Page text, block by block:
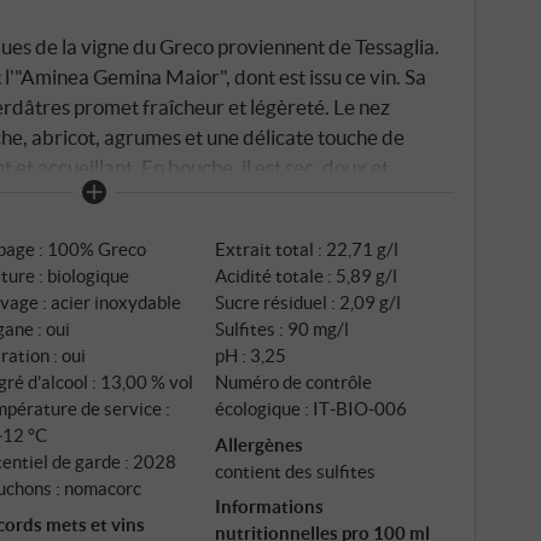
de la vigne du Greco proviennent de Tessaglia.
Gemina Maior", dont est issu ce vin. Sa
promet fraîcheur et légèreté. Le nez
abricot, agrumes et une délicate touche de
et accueillant. En bouche, il est sec, doux et
une acidité fine et une finale minérale qui donne
100% Greco, cultivé biologiquement
au caractère expressif. Remarque : il
dehors de la Campanie. SUPERIORE.DE
: 100% Greco
: biologique
: acier inoxydable
: oui
: oui
d'alcool : 13,00 % vol
de service :
°C
de garde : 2028
: nomacorc
mets et vins
Extrait total : 22,71 g/l
Acidité totale : 5,89 g/l
Sucre résiduel : 2,09 g/l
Sulfites : 90 mg/l
pH : 3,25
Numéro de contrôle
écologique : IT‑BIO‑006
Allergènes
contient des sulfites
Informations
nutritionnelles pro 100 ml